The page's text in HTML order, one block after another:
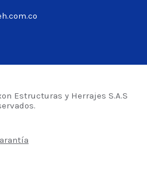
Estructuras y Herrajes S.A.S